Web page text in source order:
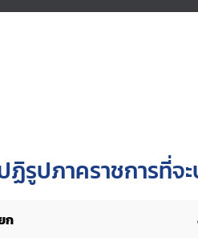
ฏิรูปภาคราชการที่
ก